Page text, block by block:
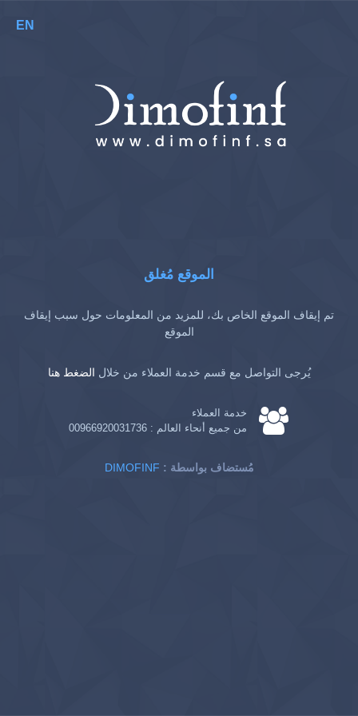
EN
الموقع مُغلق
تم إيقاف الموقع الخاص بك، للمزيد من المعلومات حول سبب إيقاف
الموقع
يُرجى التواصل مع قسم خدمة العملاء من خلال الضغط هنا
خدمة العملاء
من جميع أنحاء العالم : 00966920031736
DIMOFINF : مُستضاف بواسطة